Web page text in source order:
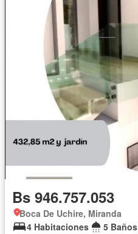
Bs 946.757.053
Boca De Uchire, Miranda
4 Habitaciones
5 Baños